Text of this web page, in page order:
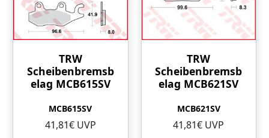
TRW
Scheibenbremsb
elag MCB615SV
MCB615SV
41,81€ UVP
TRW
Scheibenbremsb
elag MCB621SV
MCB621SV
41,81€ UVP